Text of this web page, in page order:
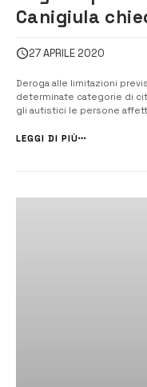
Canigiula
27 APRILE 2020
Deroga alle limitazioni
determinate categorie di
gli autistici le persone
maggio. [/] Propongono alla
LEGGI DI PIÙ